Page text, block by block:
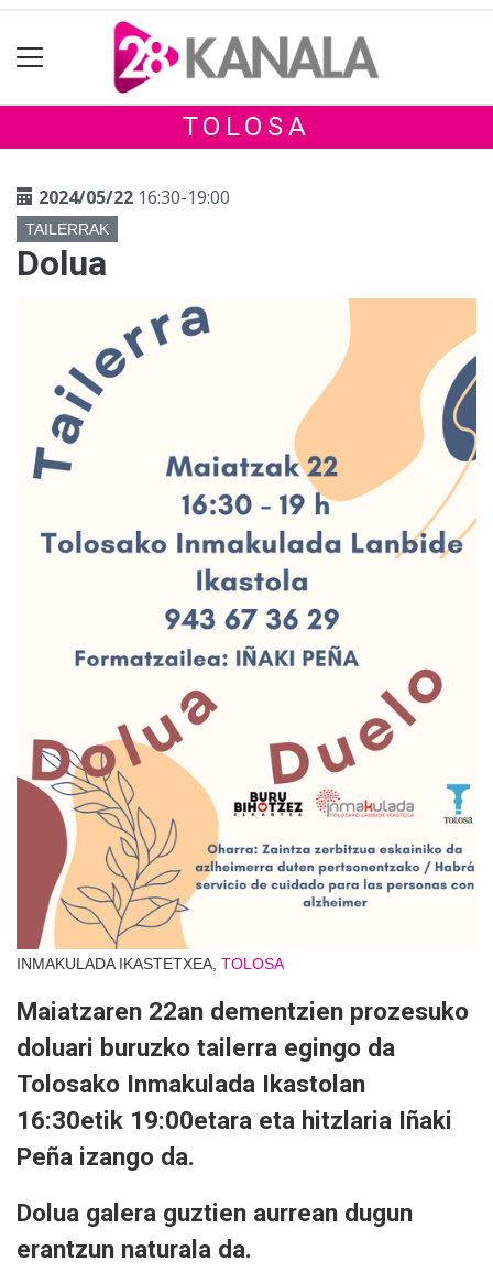
TOLOSA
2024/05/22 16:30-19:00
TAILERRAK
Dolua
INMAKULADA IKASTETXEA, TOLOSA
Maiatzaren 22an dementzien prozesuko
doluari buruzko tailerra egingo da
Tolosako Inmakulada Ikastolan
16:30etik 19:00etara eta hitzlaria Iñaki
Peña izango da.
Dolua galera guztien aurrean dugun
erantzun naturala da.